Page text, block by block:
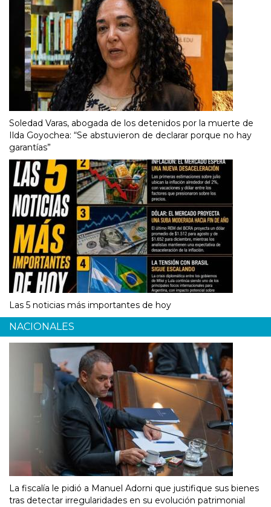
Soledad Varas, abogada de los detenidos por la muerte de
Ilda Goyochea: “Se abstuvieron de declarar porque no hay
garantías”
Las 5 noticias más importantes de hoy
NACIONALES
La fiscalía le pidió a Manuel Adorni que justifique sus bienes
tras detectar irregularidades en su evolución patrimonial